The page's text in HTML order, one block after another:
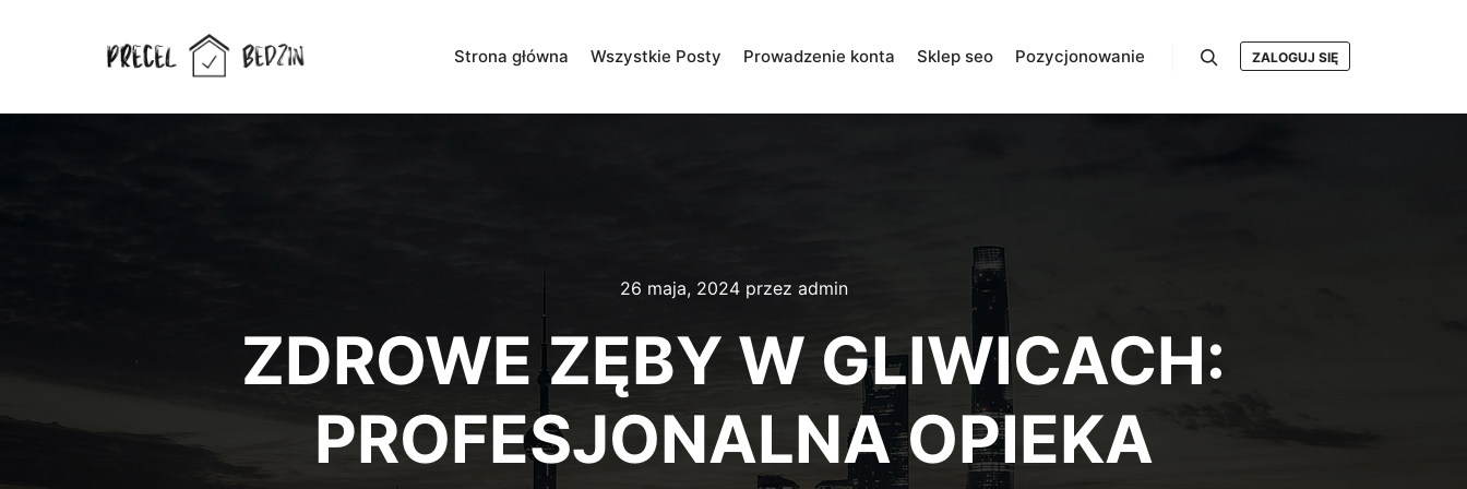
Strona główna Wszystkie Posty Prowadzenie konta Sklep seo Pozycjonowanie ZALOGUJ SIĘ
26 maja, 2024przez admin
ZDROWE ZĘBY W GLIWICACH:
PROFESJONALNA OPIEKA